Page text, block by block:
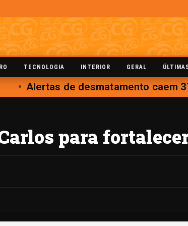
TECNOLOGIA INTERIOR GERAL
Alertas de desmatamento caem
para